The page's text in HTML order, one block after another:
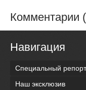
Комментарии
Навигация
Специальный
Наш эксклюзив